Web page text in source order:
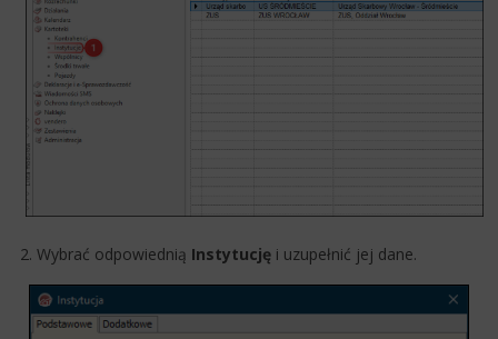
2. Wybrać odpowiednią Instytucję i uzupełnić jej dane.